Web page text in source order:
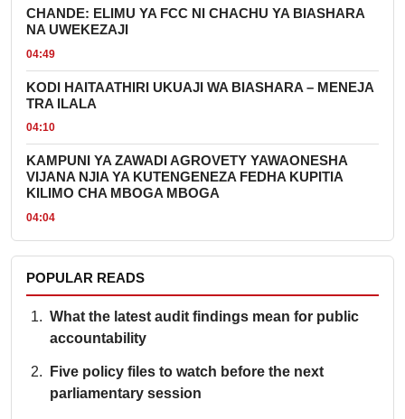
CHANDE: ELIMU YA FCC NI CHACHU YA BIASHARA
NA UWEKEZAJI
04:49
KODI HAITAATHIRI UKUAJI WA BIASHARA – MENEJA
TRA ILALA
04:10
KAMPUNI YA ZAWADI AGROVETY YAWAONESHA
VIJANA NJIA YA KUTENGENEZA FEDHA KUPITIA
KILIMO CHA MBOGA MBOGA
04:04
POPULAR READS
What the latest audit findings mean for public
accountability
Five policy files to watch before the next
parliamentary session